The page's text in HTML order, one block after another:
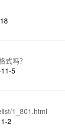
式吗？
5
1_801.html
2